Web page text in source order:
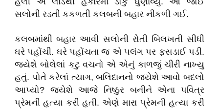
સલોની રડતી કકળતી કલબની બહાર નીકળી ગઈ.
કલબમાંથી બહાર આવી સલોની રોતી બિલખતી સીધી
ઘરે પહોંચી. ઘરે પહોંચતા જ એ પલંગ પર ફસડાઈ પડી.
જયેશે બોલેલાં કટુ વચનો એ એનું કાળજું ચીરી નાખ્યુ
હતું. પોતે કરેલાં ત્યાગ, બલિદાનનો જયેશે આવો બદલો
આપ્યો? જયેશે આજે નિષ્ઠુર બનીને એના પવિત્ર
પ્રેમની હત્યા કરી હતી. એણે મારા પ્રેમની હત્યા કરી